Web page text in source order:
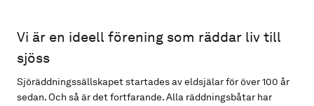
Vi är en ideell förening som räddar liv till
sjöss
Sjöräddningssällskapet startades av eldsjälar för över 100 år
sedan. Och så är det fortfarande. Alla räddningsbåtar har